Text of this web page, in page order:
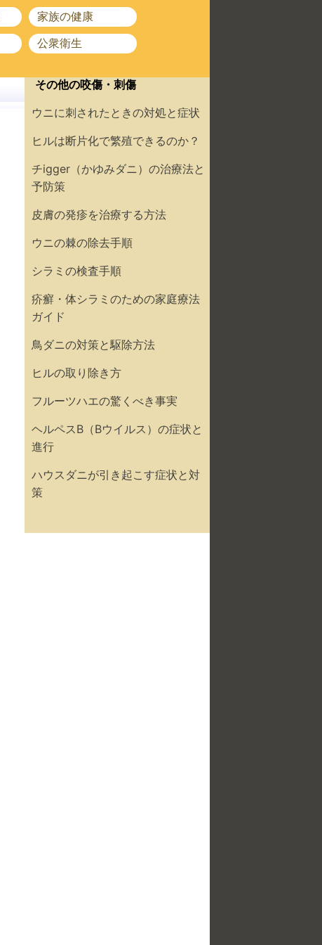
家族の健康
公衆衛生
その他の咬傷・刺傷
ウニに刺されたときの対処と症状
ヒルは断片化で繁殖できるのか？
チigger（かゆみダニ）の治療法と
予防策
皮膚の発疹を治療する方法
ウニの棘の除去手順
シラミの検査手順
疥癬・体シラミのための家庭療法
ガイド
鳥ダニの対策と駆除方法
ヒルの取り除き方
フルーツハエの驚くべき事実
ヘルペスB（Bウイルス）の症状と
進行
ハウスダニが引き起こす症状と対
策